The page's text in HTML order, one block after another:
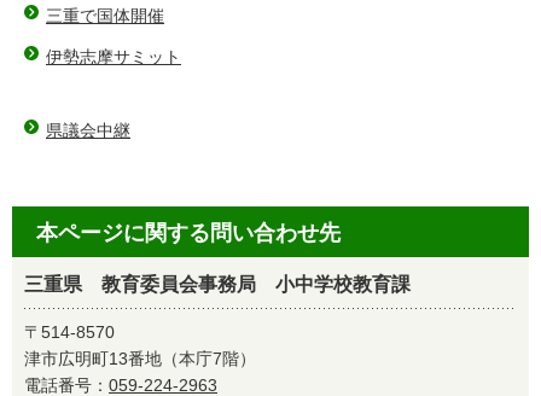
三重で国体開催
伊勢志摩サミット
県議会中継
本ページに関する問い合わせ先
三重県 教育委員会事務局 小中学校教育課
〒514-8570
津市広明町13番地（本庁7階）
電話番号： 059-224-2963